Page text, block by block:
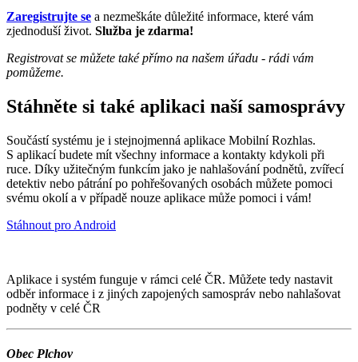
Zaregistrujte se a nezmeškáte důležité informace, které vám
zjednoduší život. Služba je zdarma!
Registrovat se můžete také přímo na našem úřadu - rádi vám
pomůžeme.
Stáhněte si také aplikaci naší samosprávy
Součástí systému je i stejnojmenná aplikace Mobilní Rozhlas.
S aplikací budete mít všechny informace a kontakty kdykoli při
ruce. Díky užitečným funkcím jako je nahlašování podnětů, zvířecí
detektiv nebo pátrání po pohřešovaných osobách můžete pomoci
svému okolí a v případě nouze aplikace může pomoci i vám!
Stáhnout pro Android
Aplikace i systém funguje v rámci celé ČR. Můžete tedy nastavit
odběr informace i z jiných zapojených samospráv nebo nahlašovat
podněty v celé ČR
Obec Plchov